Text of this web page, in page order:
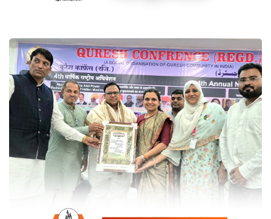
कुरैश कॉन्फरन्सचे चौथे वार्षिक
राष्ट्रीय अधिवेशन काल बुलढाणा
शहरात अत्यंत उत्साहात संपन्न झाले